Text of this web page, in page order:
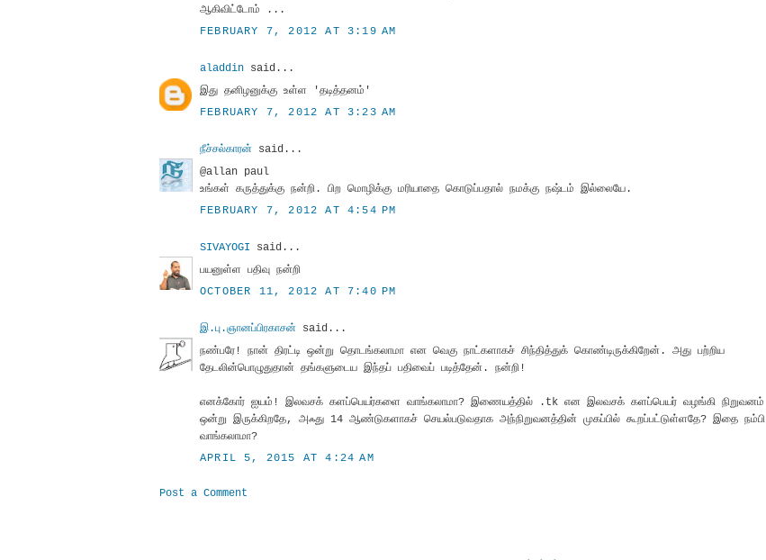
ஆகிவிட்டோம் ...
FEBRUARY 7, 2012 AT 3:19 AM
aladdin said...
இது தனிழனுக்கு உள்ள 'தடித்தனம்'
FEBRUARY 7, 2012 AT 3:23 AM
நீச்சல்காரன் said...
@allan paul
உங்கள் கருத்துக்கு நன்றி. பிற மொழிக்கு மரியாதை கொடுப்பதால் நமக்கு நஷ்டம் இல்லையே.
FEBRUARY 7, 2012 AT 4:54 PM
SIVAYOGI said...
பயனுள்ள பதிவு நன்றி
OCTOBER 11, 2012 AT 7:40 PM
இ.பு.ஞானப்பிரகாசன் said...
நண்பரே! நான் திரட்டி ஒன்று தொடங்கலாமா என வெகு நாட்களாகச் சிந்தித்துக் கொண்டிருக்கிறேன். அது பற்றிய
தேடலின்பொழுதுதான் தங்களுடைய இந்தப் பதிவைப் படித்தேன். நன்றி!
எனக்கோர் ஐயம்! இலவசக் களப்பெயர்களை வாங்கலாமா? இணையத்தில் .tk என இலவசக் களப்பெயர் வழங்கி நிறுவனம்
ஒன்று இருக்கிறதே, அஃது 14 ஆண்டுகளாகச் செயல்படுவதாக அந்நிறுவனத்தின் முகப்பில் கூறப்பட்டுள்ளதே? இதை நம்பி
வாங்கலாமா?
APRIL 5, 2015 AT 4:24 AM
Post a Comment